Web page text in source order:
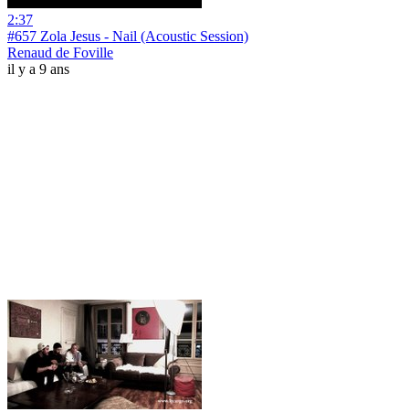
2:37
#657 Zola Jesus - Nail (Acoustic Session)
Renaud de Foville
il y a 9 ans